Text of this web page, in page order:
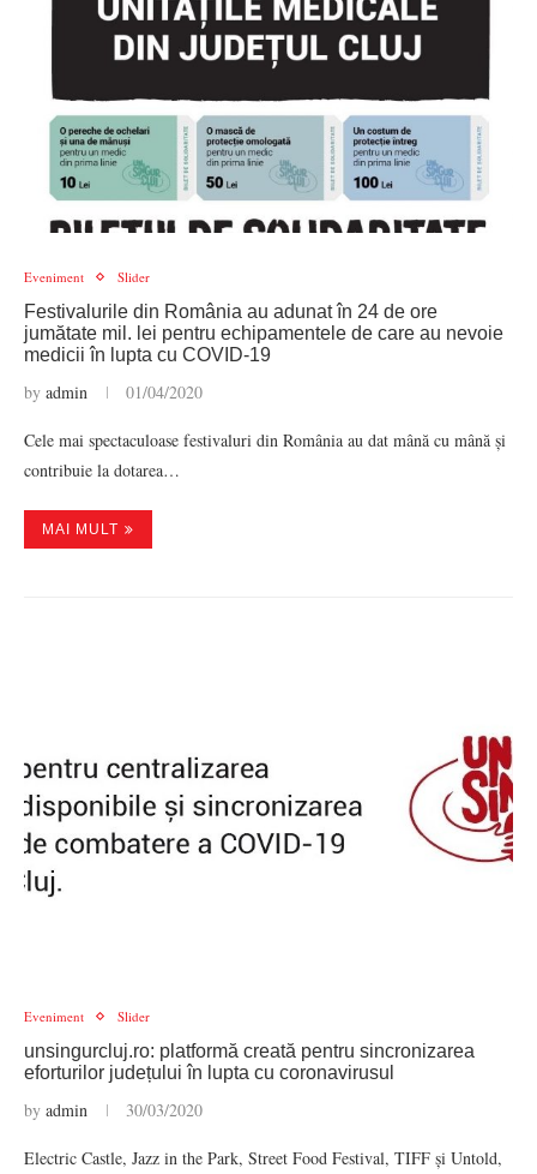
Eveniment Slider
Festivalurile din România au adunat în 24 de ore
jumătate mil. lei pentru echipamentele de care au nevoie
medicii în lupta cu COVID-19
by admin 01/04/2020
Cele mai spectaculoase festivaluri din România au dat mână cu mână și
contribuie la dotarea…
MAI MULT
Eveniment Slider
unsingurcluj.ro: platformă creată pentru sincronizarea
eforturilor județului în lupta cu coronavirusul
by admin 30/03/2020
Electric Castle, Jazz in the Park, Street Food Festival, TIFF și Untold,